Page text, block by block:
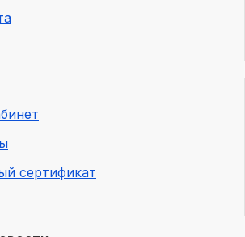
сертификат